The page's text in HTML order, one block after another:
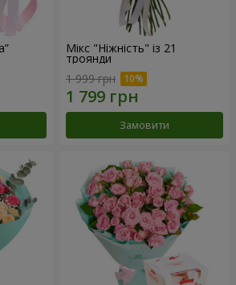
Мікс "Ніжність" із 21
троянди
1 999 грн
Замовити